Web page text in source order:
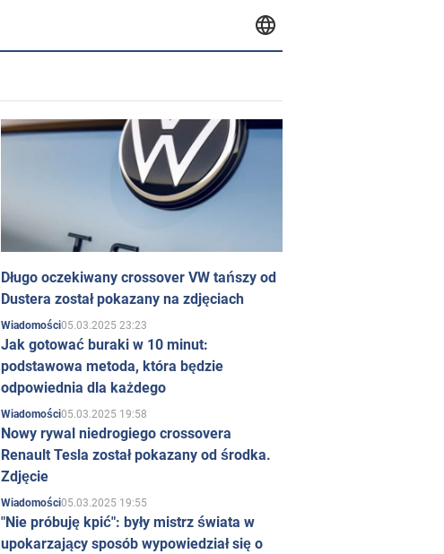
Długo oczekiwany crossover VW tańszy od
Dustera został pokazany na zdjęciach
Wiadomości05.03.2025 23:23
Jak gotować buraki w 10 minut:
podstawowa metoda, która będzie
odpowiednia dla każdego
Wiadomości05.03.2025 19:58
Nowy rywal niedrogiego crossovera
Renault Tesla został pokazany od środka.
Zdjęcie
Wiadomości05.03.2025 19:55
"Nie próbuję kpić": były mistrz świata w
upokarzający sposób wypowiedział się o